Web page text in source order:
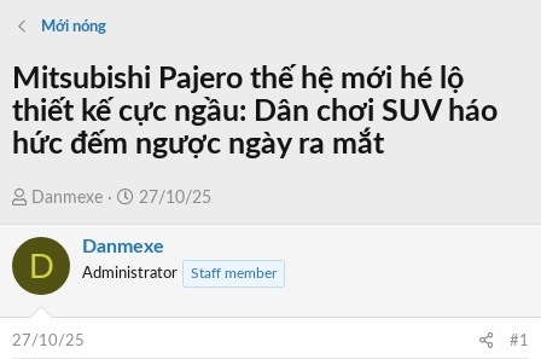
Mới nóng
Mitsubishi Pajero thế hệ mới hé lộ
thiết kế cực ngầu: Dân chơi SUV háo
hức đếm ngược ngày ra mắt
T
r
e
d
Danmexe
N
à
y
27/10/25
D Danmexe
Administrator Staff member
27/10/25 #1